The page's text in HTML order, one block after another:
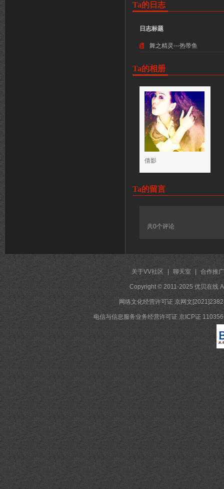
Ta的日志
日志标题
舞之精灵---热带鱼
Ta的相册
倩影
Ta的留言
共0个评论
关于VV社区 聊天室 合作推广
Copyright © 2011-2025 优贝在线
网络文化经营许可证 京网文
电信与信息服务业务经营许可证 京ICP证